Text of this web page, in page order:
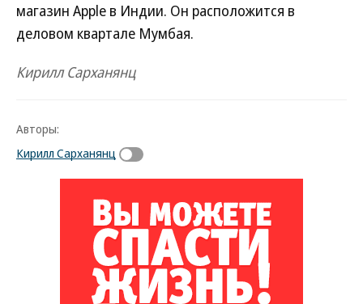
магазин Apple в Индии. Он расположится в
деловом квартале Мумбая.
Кирилл Сарханянц
Авторы:
Кирилл Сарханянц